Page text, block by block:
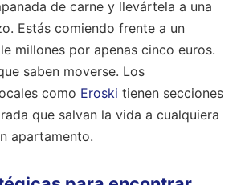
de carne y llevártela a una
Estás comiendo frente a un
millones por apenas cinco euros.
saben moverse. Los
como Eroski tienen secciones
que salvan la vida a cualquiera
apartamento.